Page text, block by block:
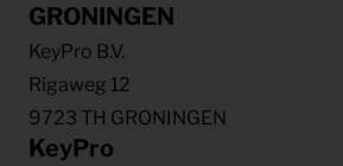
GRONINGEN
KeyPro B.V.
Rigaweg 12
9723 TH GRONINGEN
KeyPro